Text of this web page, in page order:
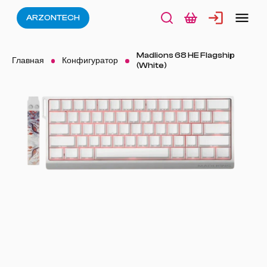
ARZONTECH
Главная Конфигуратор
Madlions 68 HE Flagship
(White)